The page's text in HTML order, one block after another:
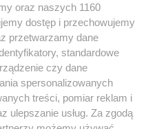
regulamin korzystania z portali
oraz naszych 1160
dostęp i przechowujemy
przetwarzamy dane
standardowe
czy dane
spersonalizowanych
treści, pomiar reklam i
ulepszanie usług. Za zgodą